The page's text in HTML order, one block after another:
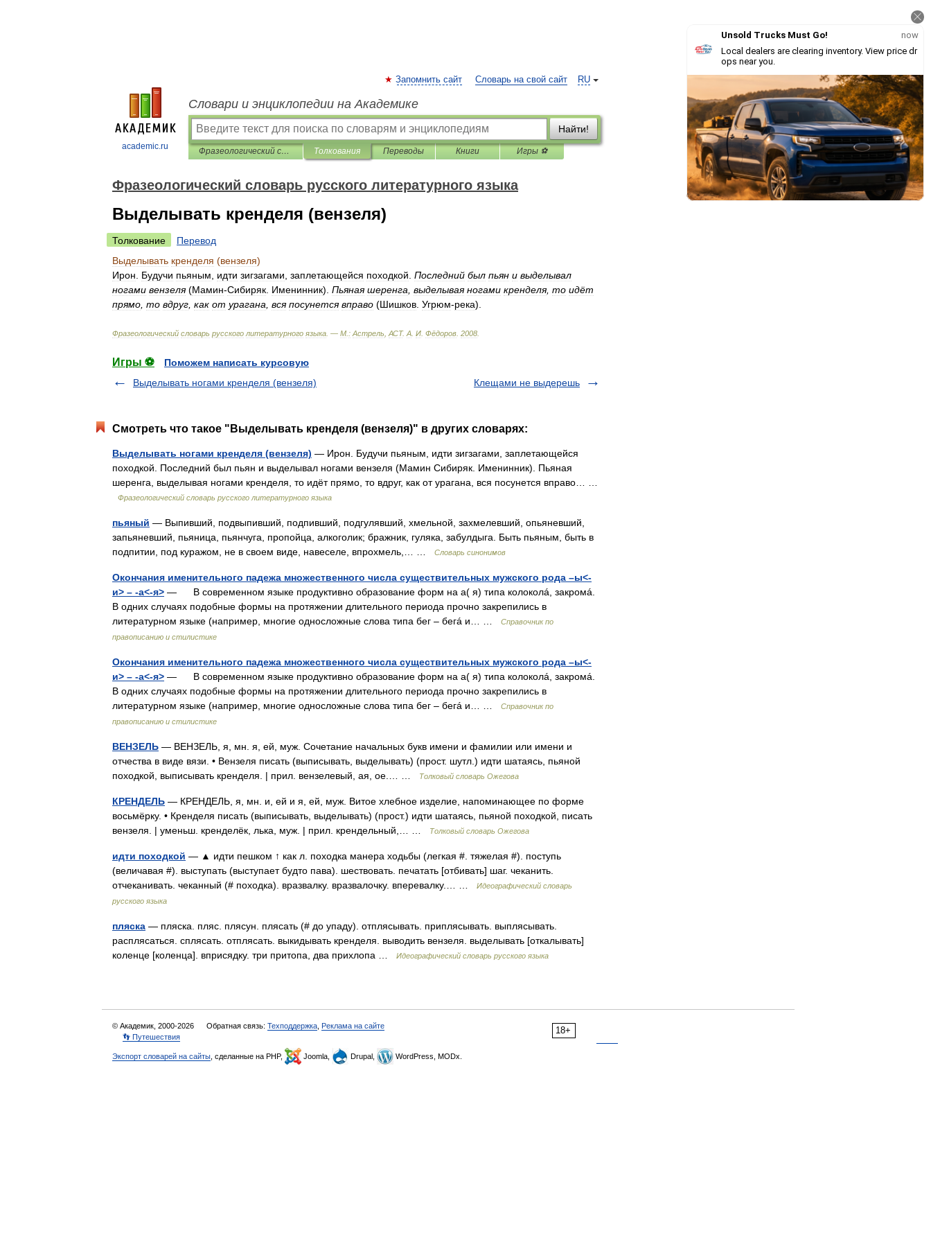
academic.ru
RU
Запомнить сайт Словарь на свой сайт
Словари и энциклопедии на Академике
Найти!
Фразеологический словарь русского литературного языка Толкования Переводы Книги Игры ⚽
Фразеологический словарь русского литературного языка
Выделывать кренделя (вензеля)
Толкование
Перевод
Выделывать кренделя (вензеля)
Ирон
Будучи пьяным идти зигзагами заплетающейся походкой Последний был пьян и выделывал
ногами вензеля(Мамин-Сибиряк Именинник). Пьяная шеренга выделывая ногами кренделя, то идёт
прямо то вдруг как от урагана вся посунется вправо (Шишков Угрюм-река).
Фразеологический словарь русского литературного языка . — М : Астрель АСТ. А И Фёдоров 2008
Игры ⚽
Поможем написать курсовую
Выделывать ногами кренделя (вензеля)
Клещами не выдерешь
Смотреть что такое "Выделывать кренделя (вензеля)" в других словарях:
Выделывать ногами кренделя (вензеля) — Ирон. Будучи пьяным, идти зигзагами, заплетающейся
походкой. Последний был пьян и выделывал ногами вензеля (Мамин Сибиряк. Именинник). Пьяная
шеренга, выделывая ногами кренделя, то идёт прямо, то вдруг, как от урагана, вся посунется вправо… …
Фразеологический словарь русского литературного языка
пьяный — Выпивший, подвыпивший, подпивший, подгулявший, хмельной, захмелевший, опьяневший,
запьяневший, пьяница, пьянчуга, пропойца, алкоголик; бражник, гуляка, забулдыга. Быть пьяным, быть в
подпитии, под куражом, не в своем виде, навеселе, впрохмель,… …
Словарь синонимов
Окончания именительного падежа множественного числа существительных мужского рода –ы<-
и> – -а<-я> — В современном языке продуктивно образование форм на а( я) типа колоколá, закромá.
В одних случаях подобные формы на протяжении длительного периода прочно закрепились в
литературном языке (например, многие односложные слова типа бег – бегá и… …
Справочник по
правописанию и стилистике
Окончания именительного падежа множественного числа существительных мужского рода –ы<-
и> – -а<-я> — В современном языке продуктивно образование форм на а( я) типа колоколá, закромá.
В одних случаях подобные формы на протяжении длительного периода прочно закрепились в
литературном языке (например, многие односложные слова типа бег – бегá и… …
Справочник по
правописанию и стилистике
ВЕНЗЕЛЬ — ВЕНЗЕЛЬ, я, мн. я, ей, муж. Сочетание начальных букв имени и фамилии или имени и
отчества в виде вязи. • Вензеля писать (выписывать, выделывать) (прост. шутл.) идти шатаясь, пьяной
походкой, выписывать кренделя. | прил. вензелевый, ая, ое.… …
Толковый словарь Ожегова
КРЕНДЕЛЬ — КРЕНДЕЛЬ, я, мн. и, ей и я, ей, муж. Витое хлебное изделие, напоминающее по форме
восьмёрку. • Кренделя писать (выписывать, выделывать) (прост.) идти шатаясь, пьяной походкой, писать
вензеля. | уменьш. кренделёк, лька, муж. | прил. крендельный,… …
Толковый словарь Ожегова
идти походкой — ▲ идти пешком ↑ как л. походка манера ходьбы (легкая #. тяжелая #). поступь
(величавая #). выступать (выступает будто пава). шествовать. печатать [отбивать] шаг. чеканить.
отчеканивать. чеканный (# походка). вразвалку. вразвалочку. вперевалку.… …
Идеографический словарь
русского языка
пляска — пляска. пляс. плясун. плясать (# до упаду). отплясывать. приплясывать. выплясывать.
расплясаться. сплясать. отплясать. выкидывать кренделя. выводить вензеля. выделывать [откалывать]
коленце [коленца]. вприсядку. три притопа, два прихлопа …
Идеографический словарь русского языка
18+
© Академик, 2000-2026 Обратная связь: Техподдержка Реклама на сайте
👣 Путешествия
Экспорт словарей на сайты , сделанные на PHP, Joomla, Drupal, WordPress, MODx.